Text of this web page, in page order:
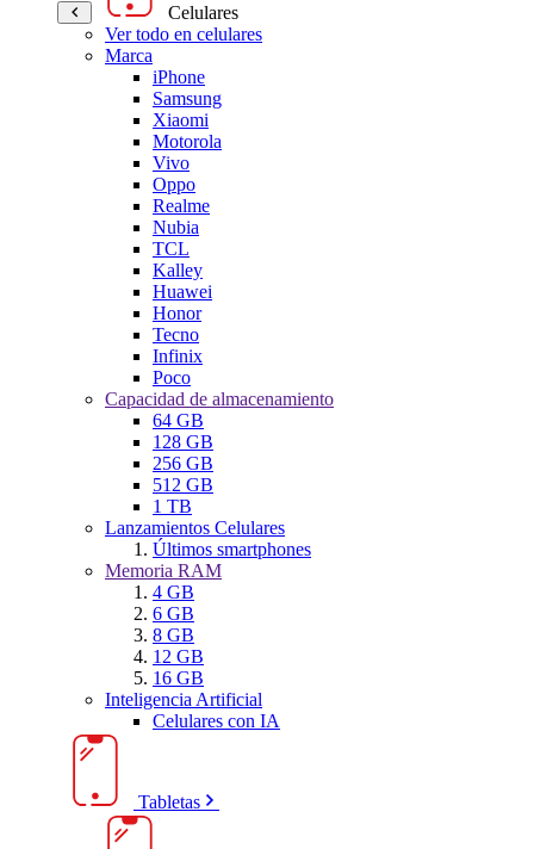
Celulares
Ver todo en celulares
Marca
iPhone
Samsung
Xiaomi
Motorola
Vivo
Oppo
Realme
Nubia
TCL
Kalley
Huawei
Honor
Tecno
Infinix
Poco
Capacidad de almacenamiento
64 GB
128 GB
256 GB
512 GB
1 TB
Lanzamientos Celulares
Últimos smartphones
Memoria RAM
4 GB
6 GB
8 GB
12 GB
16 GB
Inteligencia Artificial
Celulares con IA
Tabletas